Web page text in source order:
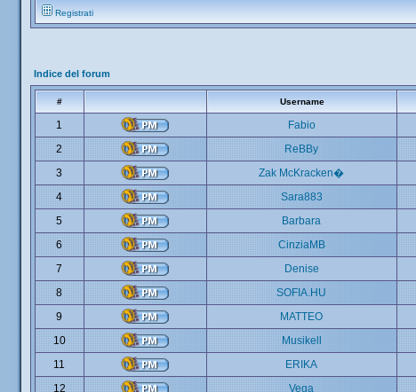
Registrati
Indice del forum
# Username
1 Fabio
2
ReBBy
3
Zak McKracken�
4
Sara883
5
Barbara
6
CinziaMB
7
Denise
8
SOFIA.HU
9
MATTEO
10
Musikell
11
ERIKA
12
Vega